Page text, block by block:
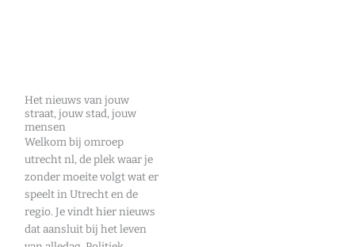
Het nieuws van jouw
straat, jouw stad, jouw
mensen
Welkom bij omroep
utrecht nl, de plek waar je
zonder moeite volgt wat er
speelt in Utrecht en de
regio. Je vindt hier nieuws
dat aansluit bij het leven